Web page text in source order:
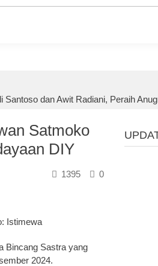
dan Awit Radiani, Peraih
Satmoko
DIY
0
1395
Istimewa
Bincang Sastra yang
2024.